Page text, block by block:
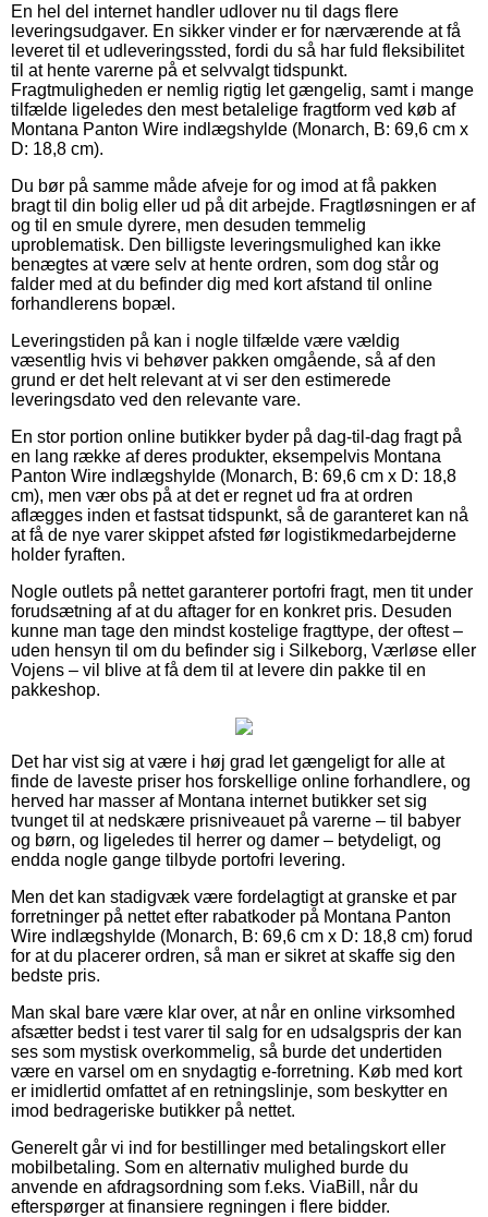
En hel del internet handler udlover nu til dags flere
leveringsudgaver. En sikker vinder er for nærværende at få
leveret til et udleveringssted, fordi du så har fuld fleksibilitet
til at hente varerne på et selvvalgt tidspunkt.
Fragtmuligheden er nemlig rigtig let gængelig, samt i mange
tilfælde ligeledes den mest betalelige fragtform ved køb af
Montana Panton Wire indlægshylde (Monarch, B: 69,6 cm x
D: 18,8 cm).
Du bør på samme måde afveje for og imod at få pakken
bragt til din bolig eller ud på dit arbejde. Fragtløsningen er af
og til en smule dyrere, men desuden temmelig
uproblematisk. Den billigste leveringsmulighed kan ikke
benægtes at være selv at hente ordren, som dog står og
falder med at du befinder dig med kort afstand til online
forhandlerens bopæl.
Leveringstiden på kan i nogle tilfælde være vældig
væsentlig hvis vi behøver pakken omgående, så af den
grund er det helt relevant at vi ser den estimerede
leveringsdato ved den relevante vare.
En stor portion online butikker byder på dag-til-dag fragt på
en lang række af deres produkter, eksempelvis Montana
Panton Wire indlægshylde (Monarch, B: 69,6 cm x D: 18,8
cm), men vær obs på at det er regnet ud fra at ordren
aflægges inden et fastsat tidspunkt, så de garanteret kan nå
at få de nye varer skippet afsted før logistikmedarbejderne
holder fyraften.
Nogle outlets på nettet garanterer portofri fragt, men tit under
forudsætning af at du aftager for en konkret pris. Desuden
kunne man tage den mindst kostelige fragttype, der oftest –
uden hensyn til om du befinder sig i Silkeborg, Værløse eller
Vojens – vil blive at få dem til at levere din pakke til en
pakkeshop.
Det har vist sig at være i høj grad let gængeligt for alle at
finde de laveste priser hos forskellige online forhandlere, og
herved har masser af Montana internet butikker set sig
tvunget til at nedskære prisniveauet på varerne – til babyer
og børn, og ligeledes til herrer og damer – betydeligt, og
endda nogle gange tilbyde portofri levering.
Men det kan stadigvæk være fordelagtigt at granske et par
forretninger på nettet efter rabatkoder på Montana Panton
Wire indlægshylde (Monarch, B: 69,6 cm x D: 18,8 cm) forud
for at du placerer ordren, så man er sikret at skaffe sig den
bedste pris.
Man skal bare være klar over, at når en online virksomhed
afsætter bedst i test varer til salg for en udsalgspris der kan
ses som mystisk overkommelig, så burde det undertiden
være en varsel om en snydagtig e-forretning. Køb med kort
er imidlertid omfattet af en retningslinje, som beskytter en
imod bedrageriske butikker på nettet.
Generelt går vi ind for bestillinger med betalingskort eller
mobilbetaling. Som en alternativ mulighed burde du
anvende en afdragsordning som f.eks. ViaBill, når du
efterspørger at finansiere regningen i flere bidder.